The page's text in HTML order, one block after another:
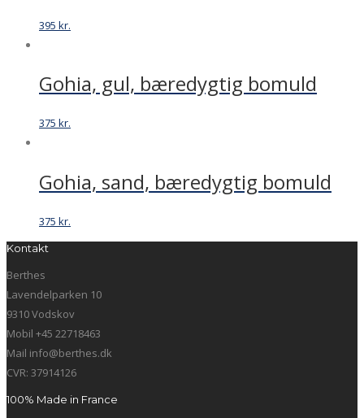
395 kr.
Gohia, gul, bæredygtig bomuld
375 kr.
Gohia, sand, bæredygtig bomuld
375 kr.
Kontakt
Berthes
Lavendelparken 10
9310 Vodskov
Mobil +45 22718463
Mail info@berthes.dk
CVR: 37914126
100% Made in France